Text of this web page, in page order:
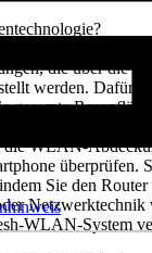
zu
die über die
werden. Dafür ist
die
überprüfen.
Sie den Router
Netzwerktechnik